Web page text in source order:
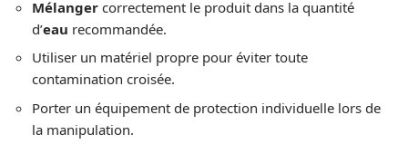
Mélanger correctement le produit dans la quantité
d’eau recommandée.
Utiliser un matériel propre pour éviter toute
contamination croisée.
Porter un équipement de protection individuelle lors de
la manipulation.